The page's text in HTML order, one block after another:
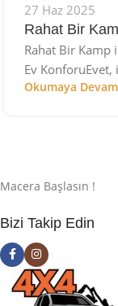
27 Haz 2025
Rahat Bir
Rahat Bir Kamp
Ev
Okumaya
Macera Başlasın !
Bizi Takip Edin